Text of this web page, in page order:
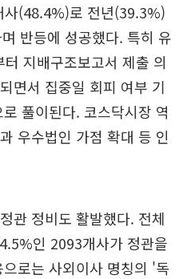
(48.4%)로 전년(39.3%)
반등에 성공했다. 특히 유
지배구조보고서 제출 의
면서 집중일 회피 여부 기
풀이된다. 코스닥시장 역
우수법인 가점 확대 등 인
관 정비도 활발했다. 전체
인 2093개사가 정관을
로는 사외이사 명칭의 '독